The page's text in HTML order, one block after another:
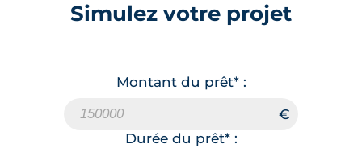
Simulez votre projet
Montant du prêt* :
Durée du prêt* :